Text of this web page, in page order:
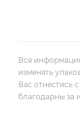
Вся
изменять
Вас отнестись
благодарны за